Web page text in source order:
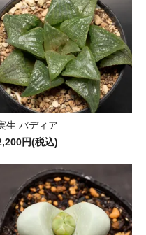
生 バディア
円(税込)